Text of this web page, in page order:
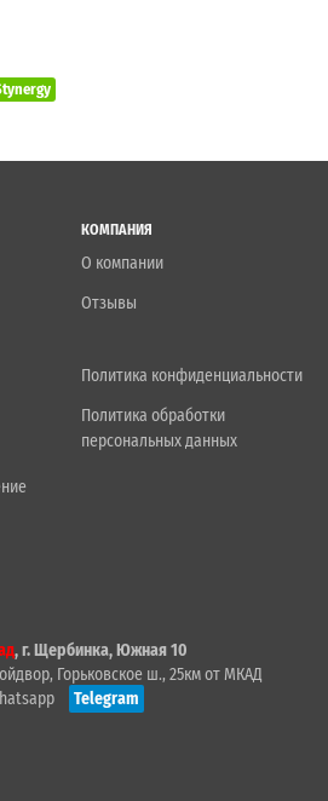
КОМПАНИЯ
О компании
Отзывы
Политика конфиденциальности
Политика обработки
персональных данных
, г. Щербинка, Южная 10
Горьковское ш., 25км от МКАД
Telegram